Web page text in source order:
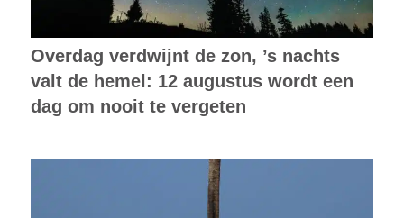
Overdag verdwijnt de zon, ’s nachts
valt de hemel: 12 augustus wordt een
dag om nooit te vergeten